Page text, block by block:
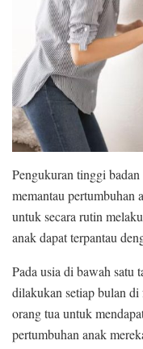
Pengukuran tinggi
memantau pertumbuhan
untuk secara rutin
anak dapat terpantau
Pada usia di bawah satu
dilakukan setiap bulan
orang tua untuk
pertumbuhan anak